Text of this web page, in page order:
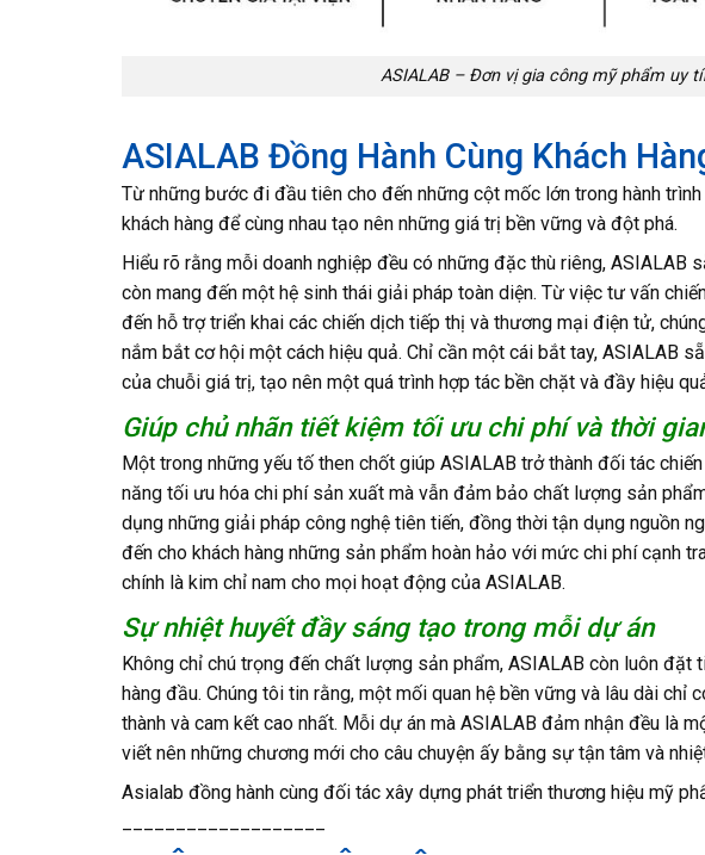
ASIALAB – Đơn vị gia công mỹ phẩm uy
ASIALAB Đồng Hành Cùng Khách
Từ những bước đi đầu tiên cho đến những cột mốc lớn trong hành
khách hàng để cùng nhau tạo nên những giá trị bền vững và đột phá.
Hiểu rõ rằng mỗi doanh nghiệp đều có những đặc thù riêng, ASIALAB
còn mang đến một hệ sinh thái giải pháp toàn diện. Từ việc tư vấn
đến hỗ trợ triển khai các chiến dịch tiếp thị và thương mại điện tử,
nắm bắt cơ hội một cách hiệu quả. Chỉ cần một cái bắt tay, ASIALAB
của chuỗi giá trị, tạo nên một quá trình hợp tác bền chặt và đầy hiệu
Giúp chủ nhãn tiết kiệm tối ưu chi phí và thời
Một trong những yếu tố then chốt giúp ASIALAB trở thành đối tác
năng tối ưu hóa chi phí sản xuất mà vẫn đảm bảo chất lượng sản
dụng những giải pháp công nghệ tiên tiến, đồng thời tận dụng nguồn
đến cho khách hàng những sản phẩm hoàn hảo với mức chi phí cạnh
chính là kim chỉ nam cho mọi hoạt động của ASIALAB.
Sự nhiệt huyết đầy sáng tạo trong mỗi dự án
Không chỉ chú trọng đến chất lượng sản phẩm, ASIALAB còn luôn đặt
hàng đầu. Chúng tôi tin rằng, một mối quan hệ bền vững và lâu dài
thành và cam kết cao nhất. Mỗi dự án mà ASIALAB đảm nhận đều là
viết nên những chương mới cho câu chuyện ấy bằng sự tận tâm và
Asialab đồng hành cùng đối tác xây dựng phát triển thương hiệu mỹ